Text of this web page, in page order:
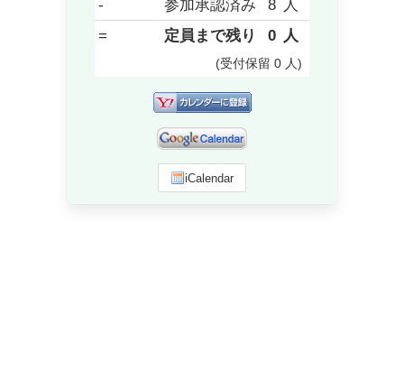
-
参加承認済み 8 人
=
定員まで残り 0 人
(受付保留 0 人)
iCalendar